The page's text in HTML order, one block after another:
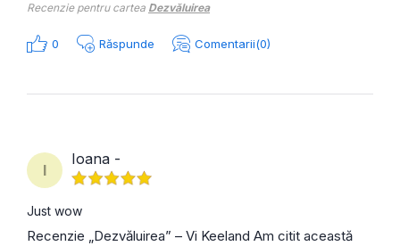
Recenzie pentru cartea Dezvăluirea
0 Răspunde Comentarii(0)
I
Ioana -
Just wow
Recenzie „Dezvăluirea” – Vi Keeland Am citit această